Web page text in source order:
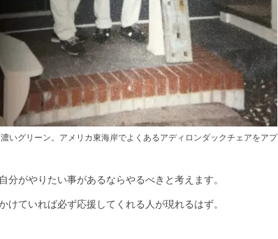
いグリーン。アメリカ東海岸でよくあるアディロンダックチェアをアプ
分がやりたい事があるならやるべきと考えます。
けていれば必ず応援してくれる人が現れるはず。